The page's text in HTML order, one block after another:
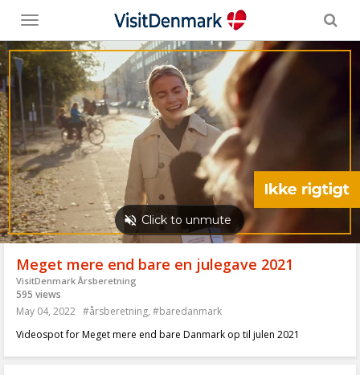
Toggle
menu
Meget mere end bare en julegave 2021
VisitDenmark Årsberetning
595 views
May 04, 2022 #årsberetning, #baredanmark
Videospot for Meget mere end bare Danmark op til julen 2021